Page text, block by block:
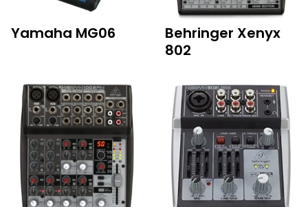
Yamaha MG06
Behringer Xenyx
802